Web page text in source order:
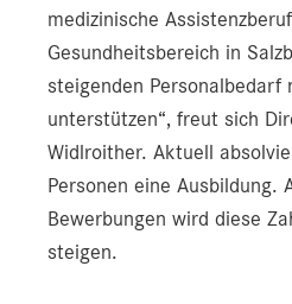
medizinische
Gesundheitsbereich in
steigenden Personalbedarf
unterstützen“, freut sich
Widlroither. Aktuell
Personen eine Ausbildung.
Bewerbungen wird diese
steigen.